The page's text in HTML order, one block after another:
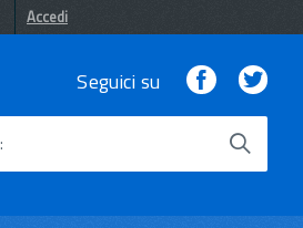
Accedi
Seguici su Facebook